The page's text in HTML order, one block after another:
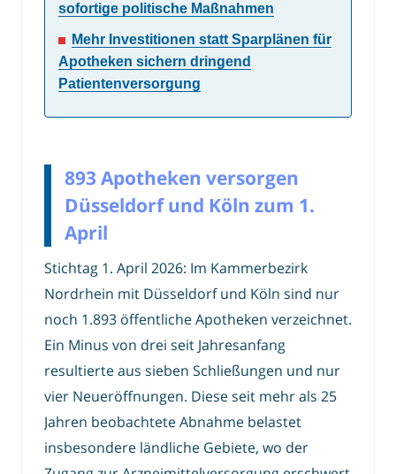
sofortige politische Maßnahmen
Mehr Investitionen statt Sparplänen für
Apotheken sichern dringend
Patientenversorgung
893 Apotheken versorgen
Düsseldorf und Köln zum 1.
April
Stichtag 1. April 2026: Im Kammerbezirk
Nordrhein mit Düsseldorf und Köln sind nur
noch 1.893 öffentliche Apotheken verzeichnet.
Ein Minus von drei seit Jahresanfang
resultierte aus sieben Schließungen und nur
vier Neueröffnungen. Diese seit mehr als 25
Jahren beobachtete Abnahme belastet
insbesondere ländliche Gebiete, wo der